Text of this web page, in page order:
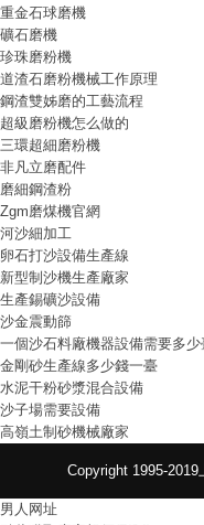
重金石球磨機
礦石磨機
珍珠磨粉機
道渣石磨粉機械工作原理
鋼渣雙姊磨的工藝流程
超級磨粉機怎么做的
三環超細磨粉機
非凡立磨配件
磨細鋼渣粉
Zgm磨煤機官網
河沙細加工
卵石打沙設備生產線
新型制沙機生產廠家
生產錫礦沙設備
沙金震動篩
一個沙石料廠機器設備需要多少
金剛砂生產線多少錢一臺
水泥干粉砂漿混合設備
沙子場需要設備
高嶺土制砂機械廠家
Copyright 1995-
男人网址